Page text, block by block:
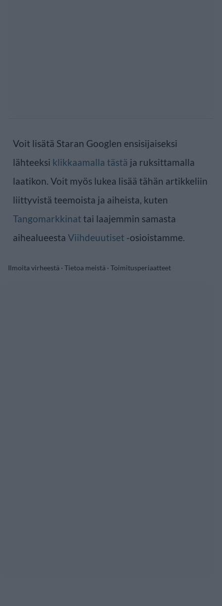
Voit lisätä Staran Googlen ensisijaiseksi
lähteeksi klikkaamalla tästä ja ruksittamalla
laatikon. Voit myös lukea lisää tähän artikkeliin
liittyvistä teemoista ja aiheista, kuten
Tangomarkkinattai laajemmin samasta
aihealueesta Viihdeuutiset -osioistamme.
Ilmoita virheestä · Tietoa meistä · Toimitusperiaatteet